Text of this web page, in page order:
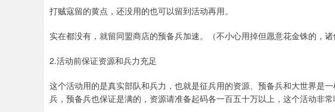
打贼寇留的黄点，还没用的也可以留到活动再用。
实在都没有，就留同盟商店的预备兵加速。（不小心用掉但愿意花金铢的，
2.活动前保证资源和兵力充足
这个活动用的是真实部队和兵力，也就是征兵用的资源、预备兵和大世界是
兵，预备兵也保证是满的，资源请准备起码各一百五十万以上，这个活动非常